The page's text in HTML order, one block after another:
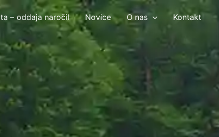
– oddaja naročil Novice O nas Kontakt